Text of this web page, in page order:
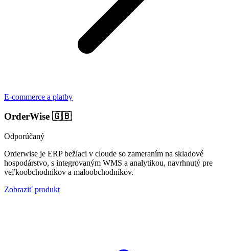
E-commerce a platby
OrderWise 🇬🇧
Odporúčaný
Orderwise je ERP bežiaci v cloude so zameraním na skladové
hospodárstvo, s integrovaným WMS a analytikou, navrhnutý pre
veľkoobchodníkov a maloobchodníkov.
Zobraziť produkt